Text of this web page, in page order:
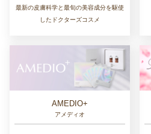
最新の皮膚科学と最旬の美容成分を駆使
したドクターズコスメ
AMEDIO+
アメディオ